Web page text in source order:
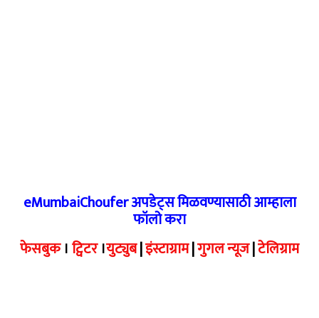
eMumbaiChoufer अपडेट्स मिळवण्यासाठी आम्हाला
फॉलो करा
फेसबुक।ट्विटर।युट्युब|इंस्टाग्राम|गुगल न्यूज|टेलिग्राम